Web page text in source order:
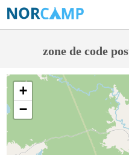
zone de code
+
−